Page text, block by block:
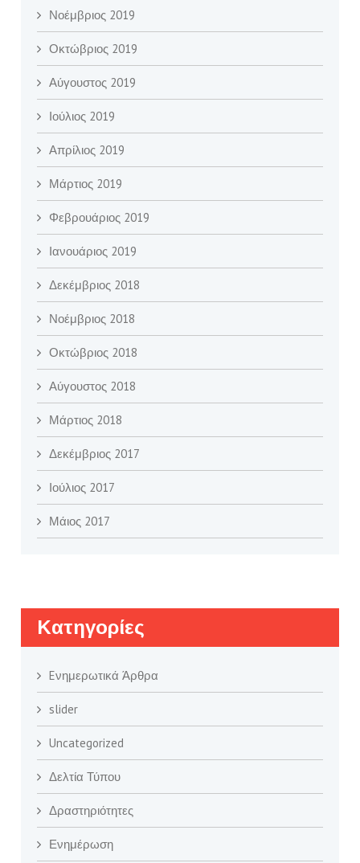
Νοέμβριος 2019
Οκτώβριος 2019
Αύγουστος 2019
Ιούλιος 2019
Απρίλιος 2019
Μάρτιος 2019
Φεβρουάριος 2019
Ιανουάριος 2019
Δεκέμβριος 2018
Νοέμβριος 2018
Οκτώβριος 2018
Αύγουστος 2018
Μάρτιος 2018
Δεκέμβριος 2017
Ιούλιος 2017
Μάιος 2017
Kατηγορίες
Eνημερωτικά Άρθρα
slider
Uncategorized
Δελτία Τύπου
Δραστηριότητες
Ενημέρωση